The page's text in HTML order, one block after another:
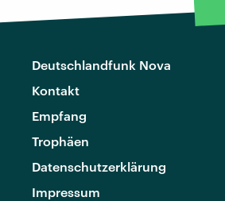
Deutschlandfunk Nova
Kontakt
Empfang
Trophäen
Datenschutzerklärung
Impressum